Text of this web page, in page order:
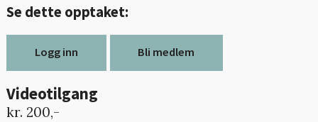
Se dette opptaket:
Logg inn Bli medlem
Videotilgang
kr. 200,-